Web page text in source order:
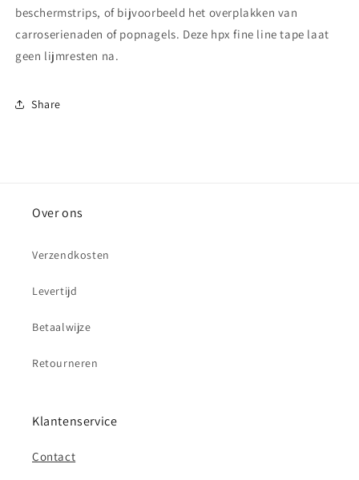
beschermstrips, of bijvoorbeeld het overplakken van
carroserienaden of popnagels. Deze hpx fine line tape laat
geen lijmresten na.
Share
Over ons
Verzendkosten
Levertijd
Betaalwijze
Retourneren
Klantenservice
Contact